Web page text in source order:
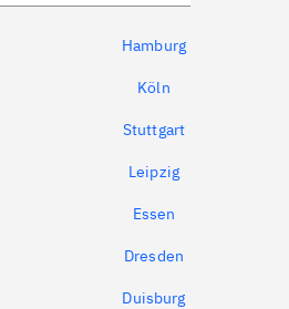
Hamburg
Köln
Stuttgart
Leipzig
Essen
Dresden
Duisburg